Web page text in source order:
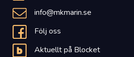
info@mkmarin.se
Följ oss
Aktuellt på Blocket